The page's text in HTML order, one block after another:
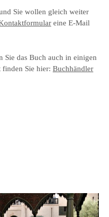
Sie wollen gleich weiter
eine E-Mail
Sie das Buch auch in einigen
Sie hier: Buchhändler